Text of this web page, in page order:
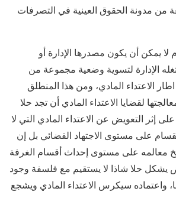
من مدونة الحقوق العينية في التصرفات
لا يمكن أن يكون مصدرها الإدارة أو
الإدارة لتسوية وضعية مجموعة من
الاعتداء المادي، ومن هذا المنطلق
لقضايا الاعتداء المادي أن تجد حلا
إثر التعويض عن الاعتداء المادي التي لا
على مستوى الاجتهاد القضائي بل إن
معالمه على مستوى إحداث أقسام الغرفة
يشكل حلا شاذا لا يستقيم مع فلسفة وجود
واعتماده سيكرس الاعتداء المادي ويشجع